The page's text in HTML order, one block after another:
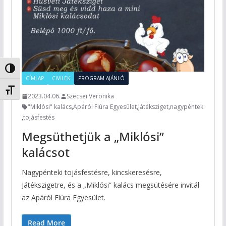
Nagy kontraszt váltása
Betűméret váltása
CÍMLAP CIVILEK PROGRAM AJÁNLÓ
2023.04.06.
Szecsei Veronika
"Miklósi" kalács,Apáról Fiúra Egyesület,Játéksziget,nagypéntek
,tojásfestés
Megsüthetjük a „Miklósi”
kalácsot
Nagypénteki tojásfestésre, kincskeresésre,
Játékszigetre, és a „Miklósi” kalács megsütésére invitál
az Apáról Fiúra Egyesület.
Read More